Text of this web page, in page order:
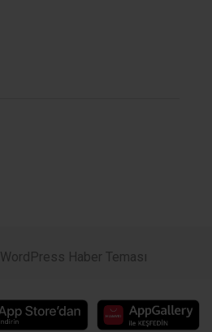
WordPress Haber Teması